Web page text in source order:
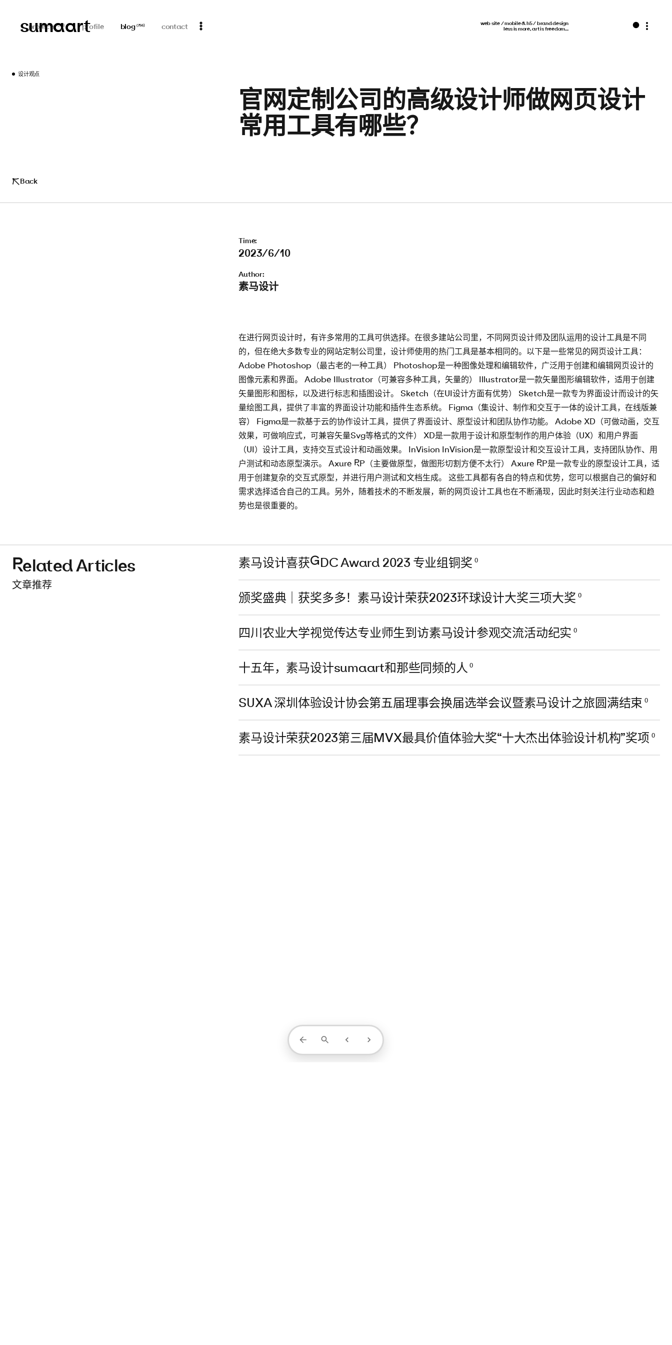
sumaart
projects (313) profile blog (756) contact
web site / mobile & h5 / brand design
less is more, art is freedom…
设计观点
Back
官网定制公司的高级设计师做网页设计
常用工具有哪些？
Time:
2023/6/10
Author:
素马设计
在进行网页设计时，有许多常用的工具可供选择。在很多建站公司里，不同网页设计师及团队运用的设计工具是不同
的，但在绝大多数专业的网站定制公司里，设计师使用的热门工具是基本相同的。以下是一些常见的网页设计工具：
Adobe Photoshop（最古老的一种工具） Photoshop是一种图像处理和编辑软件，广泛用于创建和编辑网页设计的
图像元素和界面。 Adobe Illustrator（可兼容多种工具，矢量的） Illustrator是一款矢量图形编辑软件，适用于创建
矢量图形和图标，以及进行标志和插图设计。 Sketch（在UI设计方面有优势） Sketch是一款专为界面设计而设计的矢
量绘图工具，提供了丰富的界面设计功能和插件生态系统。 Figma（集设计、制作和交互于一体的设计工具，在线版兼
容） Figma是一款基于云的协作设计工具，提供了界面设计、原型设计和团队协作功能。 Adobe XD（可做动画，交互
效果，可做响应式，可兼容矢量Svg等格式的文件） XD是一款用于设计和原型制作的用户体验（UX）和用户界面
（UI）设计工具，支持交互式设计和动画效果。 InVision InVision是一款原型设计和交互设计工具，支持团队协作、用
户测试和动态原型演示。 Axure RP（主要做原型，做图形切割方便不太行） Axure RP是一款专业的原型设计工具，适
用于创建复杂的交互式原型，并进行用户测试和文档生成。 这些工具都有各自的特点和优势，您可以根据自己的偏好和
需求选择适合自己的工具。另外，随着技术的不断发展，新的网页设计工具也在不断涌现，因此时刻关注行业动态和趋
势也是很重要的。
Related Articles
文章推荐
素马设计喜获GDC Award 2023 专业组铜奖 0
颁奖盛典｜获奖多多！素马设计荣获2023环球设计大奖三项大奖 0
四川农业大学视觉传达专业师生到访素马设计参观交流活动纪实 0
十五年，素马设计sumaart和那些同频的人 0
SUXA 深圳体验设计协会第五届理事会换届选举会议暨素马设计之旅圆满结束 0
素马设计荣获2023第三届MVX最具价值体验大奖“十大杰出体验设计机构”奖项 0